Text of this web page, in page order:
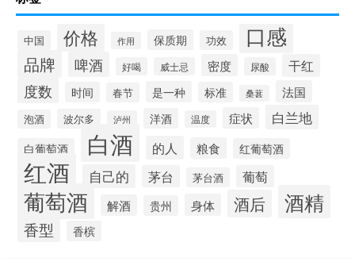
中国 价格 作用 保质期 功效 口感
品牌 啤酒 好喝 威士忌 密度 尿酸 干红
度数 时间 春节 是一种 标准 桑葚 法国
泡酒 波尔多 泸州 洋酒 温度 症状 白兰地
白葡萄酒 白酒 的人 粮食 红葡萄酒
红酒 自己的 茅台 茅台酒 葡萄
葡萄酒 解酒 贵州 身体 酒后 酒精
香型 香槟